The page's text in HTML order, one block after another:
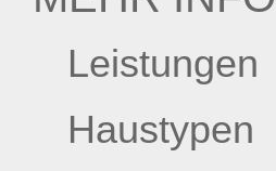
Leistungen
Haustypen